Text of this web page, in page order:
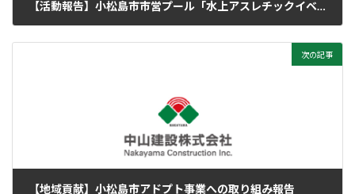
【活動報告】小松島市市営プール「水上アスレチックイベント」の設営をお手伝いしました！
次の記事
【地域貢献】小松島市アドプト事業への取り組み報告